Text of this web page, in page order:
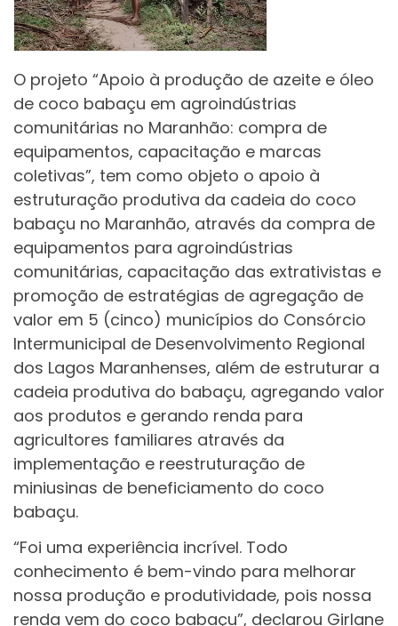
O projeto “Apoio à produção de azeite e óleo
de coco babaçu em agroindústrias
comunitárias no Maranhão: compra de
equipamentos, capacitação e marcas
coletivas”, tem como objeto o apoio à
estruturação produtiva da cadeia do coco
babaçu no Maranhão, através da compra de
equipamentos para agroindústrias
comunitárias, capacitação das extrativistas e
promoção de estratégias de agregação de
valor em 5 (cinco) municípios do Consórcio
Intermunicipal de Desenvolvimento Regional
dos Lagos Maranhenses, além de estruturar a
cadeia produtiva do babaçu, agregando valor
aos produtos e gerando renda para
agricultores familiares através da
implementação e reestruturação de
miniusinas de beneficiamento do coco
babaçu.
“Foi uma experiência incrível. Todo
conhecimento é bem-vindo para melhorar
nossa produção e produtividade, pois nossa
renda vem do coco babaçu”, declarou Girlane